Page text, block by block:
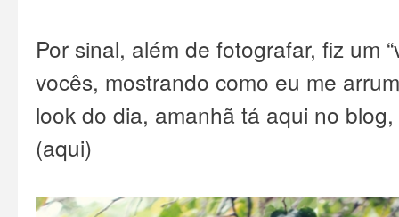
Por sinal, além de fotografar, fiz um
vocês, mostrando como eu me
look do dia, amanhã tá aqui no
(aqui)